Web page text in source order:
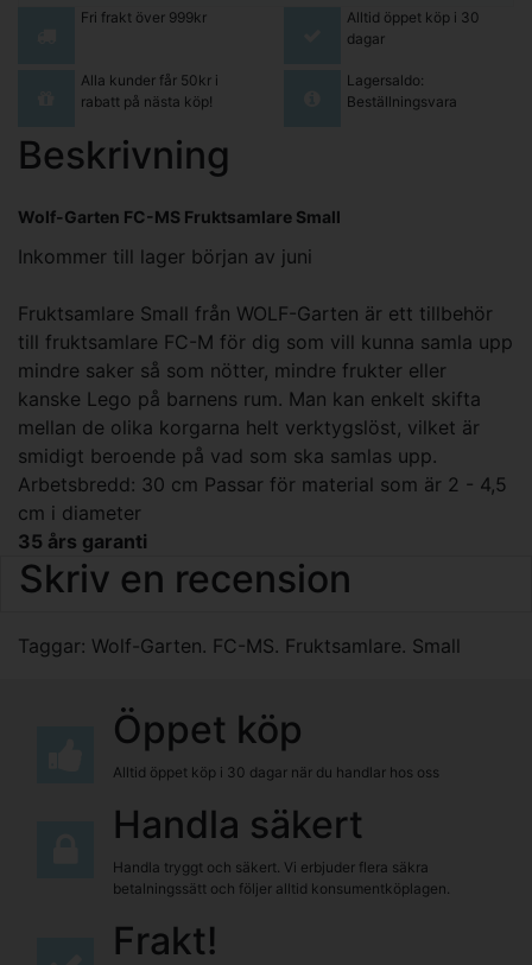
Fri frakt över 999kr
Alltid öppet köp i 30
dagar
Alla kunder får 50kr i
rabatt på nästa köp!
Lagersaldo:
Beställningsvara
Beskrivning
Wolf-Garten FC-MS Fruktsamlare Small
Inkommer till lager början av juni
Fruktsamlare Small från WOLF-Garten är ett tillbehör
till fruktsamlare FC-M för dig som vill kunna samla upp
mindre saker så som nötter, mindre frukter eller
kanske Lego på barnens rum. Man kan enkelt skifta
mellan de olika korgarna helt verktygslöst, vilket är
smidigt beroende på vad som ska samlas upp.
Arbetsbredd: 30 cm Passar för material som är 2 - 4,5
cm i diameter
35 års garanti
Skriv en recension
Taggar: Wolf-Garten. FC-MS. Fruktsamlare. Small
Öppet köp
Alltid öppet köp i 30 dagar när du handlar hos oss
Handla säkert
Handla tryggt och säkert. Vi erbjuder flera säkra
betalningssätt och följer alltid konsumentköplagen.
Frakt!